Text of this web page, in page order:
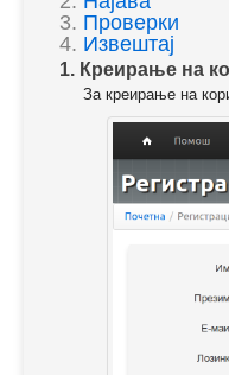
3. Проверки
4. Извештај
1. Креирање на
За креирање на